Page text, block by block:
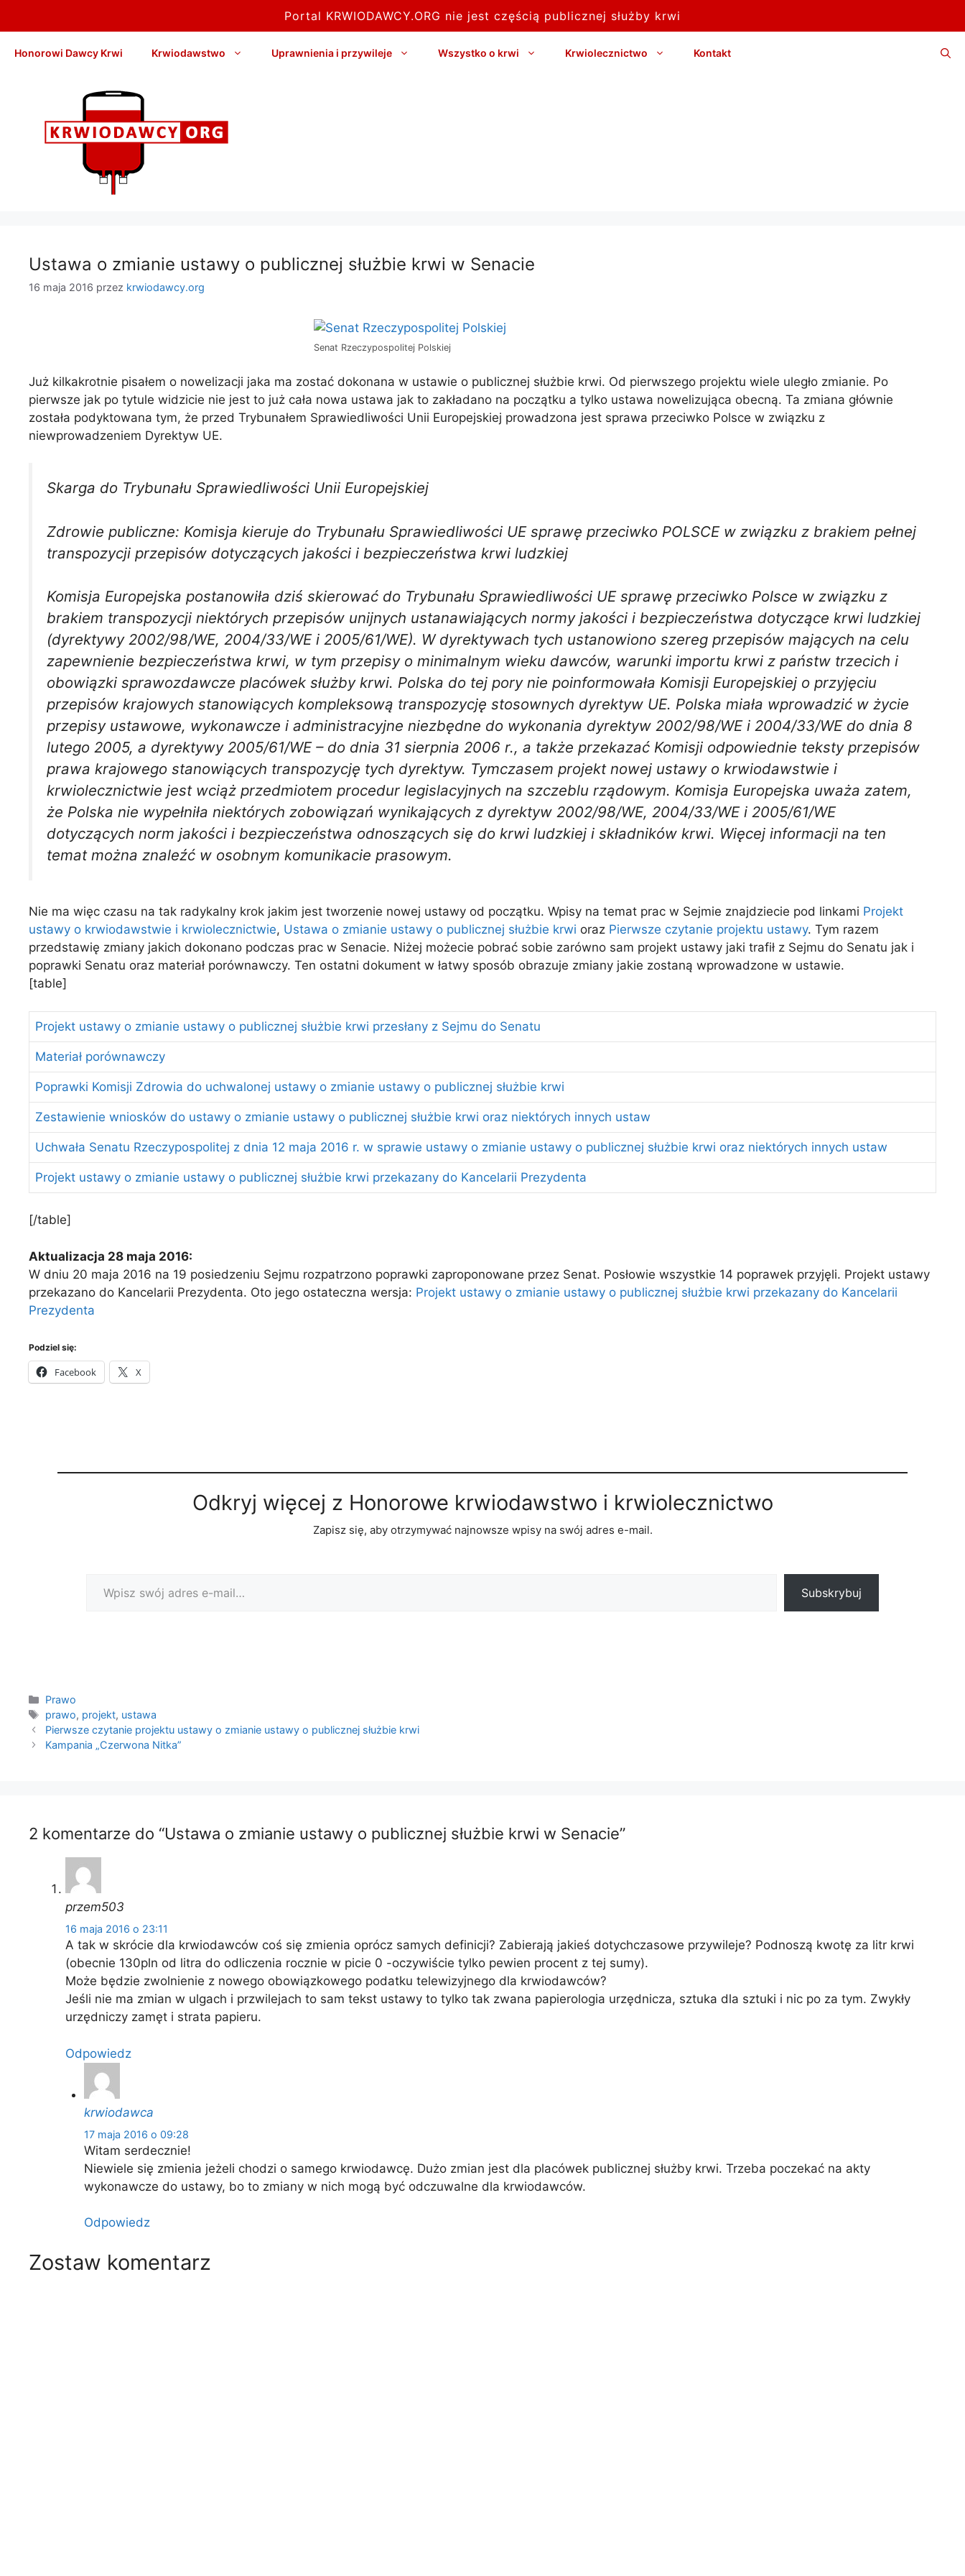
Portal KRWIODAWCY.ORG nie jest częścią publicznej służby krwi
Honorowi Dawcy Krwi Krwiodawstwo Uprawnienia i przywileje Wszystko o krwi Krwiolecznictwo Kontakt
Ustawa o zmianie ustawy o publicznej służbie krwi w Senacie
16 maja 2016 przez krwiodawcy.org
Senat Rzeczypospolitej Polskiej
Już kilkakrotnie pisałem o nowelizacji jaka ma zostać dokonana w ustawie o publicznej służbie krwi. Od pierwszego projektu wiele uległo zmianie. Po
pierwsze jak po tytule widzicie nie jest to już cała nowa ustawa jak to zakładano na początku a tylko ustawa nowelizująca obecną. Ta zmiana głównie
została podyktowana tym, że przed Trybunałem Sprawiedliwości Unii Europejskiej prowadzona jest sprawa przeciwko Polsce w związku z
niewprowadzeniem Dyrektyw UE.
Skarga do Trybunału Sprawiedliwości Unii Europejskiej
Zdrowie publiczne: Komisja kieruje do Trybunału Sprawiedliwości UE sprawę przeciwko POLSCE w związku z brakiem pełnej
transpozycji przepisów dotyczących jakości i bezpieczeństwa krwi ludzkiej
Komisja Europejska postanowiła dziś skierować do Trybunału Sprawiedliwości UE sprawę przeciwko Polsce w związku z
brakiem transpozycji niektórych przepisów unijnych ustanawiających normy jakości i bezpieczeństwa dotyczące krwi ludzkiej
(dyrektywy 2002/98/WE, 2004/33/WE i 2005/61/WE). W dyrektywach tych ustanowiono szereg przepisów mających na celu
zapewnienie bezpieczeństwa krwi, w tym przepisy o minimalnym wieku dawców, warunki importu krwi z państw trzecich i
obowiązki sprawozdawcze placówek służby krwi. Polska do tej pory nie poinformowała Komisji Europejskiej o przyjęciu
przepisów krajowych stanowiących kompleksową transpozycję stosownych dyrektyw UE. Polska miała wprowadzić w życie
przepisy ustawowe, wykonawcze i administracyjne niezbędne do wykonania dyrektyw 2002/98/WE i 2004/33/WE do dnia 8
lutego 2005, a dyrektywy 2005/61/WE – do dnia 31 sierpnia 2006 r., a także przekazać Komisji odpowiednie teksty przepisów
prawa krajowego stanowiących transpozycję tych dyrektyw. Tymczasem projekt nowej ustawy o krwiodawstwie i
krwiolecznictwie jest wciąż przedmiotem procedur legislacyjnych na szczeblu rządowym. Komisja Europejska uważa zatem,
że Polska nie wypełniła niektórych zobowiązań wynikających z dyrektyw 2002/98/WE, 2004/33/WE i 2005/61/WE
dotyczących norm jakości i bezpieczeństwa odnoszących się do krwi ludzkiej i składników krwi. Więcej informacji na ten
temat można znaleźć w osobnym komunikacie prasowym.
Nie ma więc czasu na tak radykalny krok jakim jest tworzenie nowej ustawy od początku. Wpisy na temat prac w Sejmie znajdziecie pod linkami Projekt
ustawy o krwiodawstwie i krwiolecznictwie, Ustawa o zmianie ustawy o publicznej służbie krwi oraz Pierwsze czytanie projektu ustawy. Tym razem
przedstawię zmiany jakich dokonano podczas prac w Senacie. Niżej możecie pobrać sobie zarówno sam projekt ustawy jaki trafił z Sejmu do Senatu jak i
poprawki Senatu oraz materiał porównawczy. Ten ostatni dokument w łatwy sposób obrazuje zmiany jakie zostaną wprowadzone w ustawie.
[table]
Projekt ustawy o zmianie ustawy o publicznej służbie krwi przesłany z Sejmu do Senatu
Materiał porównawczy
Poprawki Komisji Zdrowia do uchwalonej ustawy o zmianie ustawy o publicznej służbie krwi
Zestawienie wniosków do ustawy o zmianie ustawy o publicznej służbie krwi oraz niektórych innych ustaw
Uchwała Senatu Rzeczypospolitej z dnia 12 maja 2016 r. w sprawie ustawy o zmianie ustawy o publicznej służbie krwi oraz niektórych innych ustaw
Projekt ustawy o zmianie ustawy o publicznej służbie krwi przekazany do Kancelarii Prezydenta
[/table]
Aktualizacja 28 maja 2016:
W dniu 20 maja 2016 na 19 posiedzeniu Sejmu rozpatrzono poprawki zaproponowane przez Senat. Posłowie wszystkie 14 poprawek przyjęli. Projekt ustawy
przekazano do Kancelarii Prezydenta. Oto jego ostateczna wersja: Projekt ustawy o zmianie ustawy o publicznej służbie krwi przekazany do Kancelarii
Prezydenta
Podziel się:
Facebook X
Odkryj więcej z Honorowe krwiodawstwo i krwiolecznictwo
Zapisz się, aby otrzymywać najnowsze wpisy na swój adres e-mail.
Subskrybuj
Kategorie
Prawo
Tagi
prawo, projekt, ustawa
Pierwsze czytanie projektu ustawy o zmianie ustawy o publicznej służbie krwi
Kampania „Czerwona Nitka”
2 komentarze do “Ustawa o zmianie ustawy o publicznej służbie krwi w Senacie”
przem503
16 maja 2016 o 23:11
A tak w skrócie dla krwiodawców coś się zmienia oprócz samych definicji? Zabierają jakieś dotychczasowe przywileje? Podnoszą kwotę za litr krwi
(obecnie 130pln od litra do odliczenia rocznie w picie 0 -oczywiście tylko pewien procent z tej sumy).
Może będzie zwolnienie z nowego obowiązkowego podatku telewizyjnego dla krwiodawców?
Jeśli nie ma zmian w ulgach i przwilejach to sam tekst ustawy to tylko tak zwana papierologia urzędnicza, sztuka dla sztuki i nic po za tym. Zwykły
urzędniczy zamęt i strata papieru.
Odpowiedz
krwiodawca
17 maja 2016 o 09:28
Witam serdecznie!
Niewiele się zmienia jeżeli chodzi o samego krwiodawcę. Dużo zmian jest dla placówek publicznej służby krwi. Trzeba poczekać na akty
wykonawcze do ustawy, bo to zmiany w nich mogą być odczuwalne dla krwiodawców.
Odpowiedz
Zostaw komentarz